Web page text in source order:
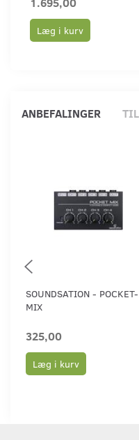
Læg i kurv
ANBEFALINGER
SOUNDSATION - POCKET-
MIX
325,00
Læg i kurv